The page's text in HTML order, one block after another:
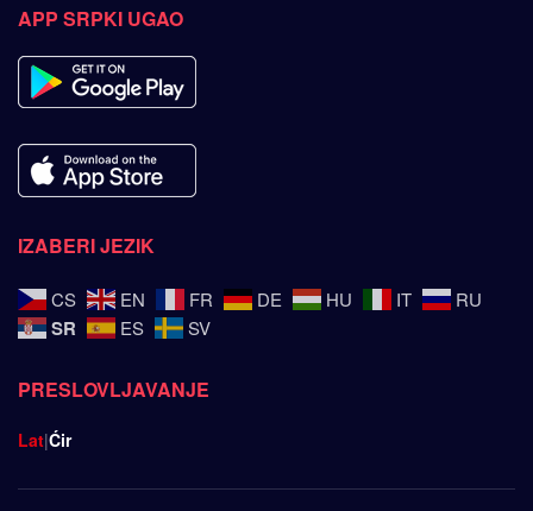
APP SRPKI UGAO
IZABERI JEZIK
CS EN FR DE HU IT RU
SR ES SV
PRESLOVLJAVANJE
Lat|Ćir